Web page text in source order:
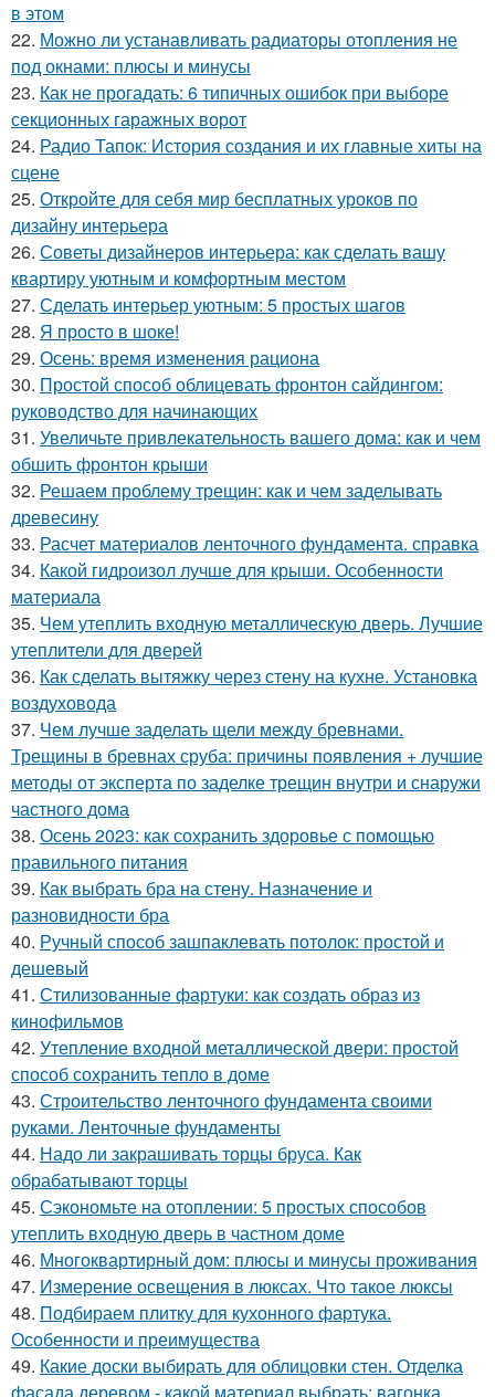
в этом
22. Можно ли устанавливать радиаторы отопления не
под окнами: плюсы и минусы
23. Как не прогадать: 6 типичных ошибок при выборе
секционных гаражных ворот
24. Радио Тапок: История создания и их главные хиты на
сцене
25. Откройте для себя мир бесплатных уроков по
дизайну интерьера
26. Советы дизайнеров интерьера: как сделать вашу
квартиру уютным и комфортным местом
27. Сделать интерьер уютным: 5 простых шагов
28. Я просто в шоке!
29. Осень: время изменения рациона
30. Простой способ облицевать фронтон сайдингом:
руководство для начинающих
31. Увеличьте привлекательность вашего дома: как и чем
обшить фронтон крыши
32. Решаем проблему трещин: как и чем заделывать
древесину
33. Расчет материалов ленточного фундамента. справка
34. Какой гидроизол лучше для крыши. Особенности
материала
35. Чем утеплить входную металлическую дверь. Лучшие
утеплители для дверей
36. Как сделать вытяжку через стену на кухне. Установка
воздуховода
37. Чем лучше заделать щели между бревнами.
Трещины в бревнах сруба: причины появления + лучшие
методы от эксперта по заделке трещин внутри и снаружи
частного дома
38. Осень 2023: как сохранить здоровье с помощью
правильного питания
39. Как выбрать бра на стену. Назначение и
разновидности бра
40. Ручный способ зашпаклевать потолок: простой и
дешевый
41. Стилизованные фартуки: как создать образ из
кинофильмов
42. Утепление входной металлической двери: простой
способ сохранить тепло в доме
43. Строительство ленточного фундамента своими
руками. Ленточные фундаменты
44. Надо ли закрашивать торцы бруса. Как
обрабатывают торцы
45. Сэкономьте на отоплении: 5 простых способов
утеплить входную дверь в частном доме
46. Многоквартирный дом: плюсы и минусы проживания
47. Измерение освещения в люксах. Что такое люксы
48. Подбираем плитку для кухонного фартука.
Особенности и преимущества
49. Какие доски выбирать для облицовки стен. Отделка